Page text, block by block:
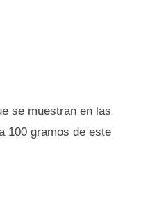
se muestran en las
100 gramos de este